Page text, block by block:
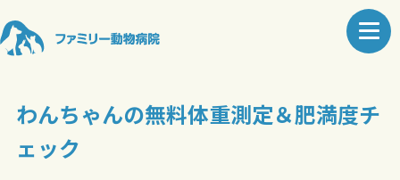
わんちゃんの無料体重測定＆肥満度チ
ェック